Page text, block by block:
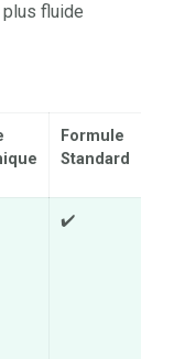
fluide
Formule
Standard
✔️